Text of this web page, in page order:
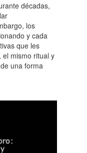
décadas,
los
y cada
que les
el mismo ritual y
una forma